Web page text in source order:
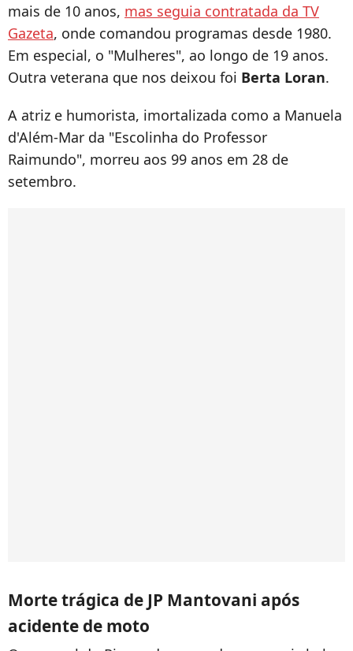
mais de 10 anos, mas seguia contratada da TV
Gazeta, onde comandou programas desde 1980.
Em especial, o "Mulheres", ao longo de 19 anos.
Outra veterana que nos deixou foi Berta Loran.
A atriz e humorista, imortalizada como a Manuela
d'Além-Mar da "Escolinha do Professor
Raimundo", morreu aos 99 anos em 28 de
setembro.
Morte trágica de JP Mantovani após
acidente de moto